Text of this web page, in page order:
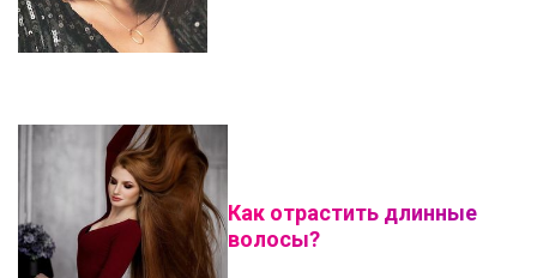
Как отрастить длинные
волосы?